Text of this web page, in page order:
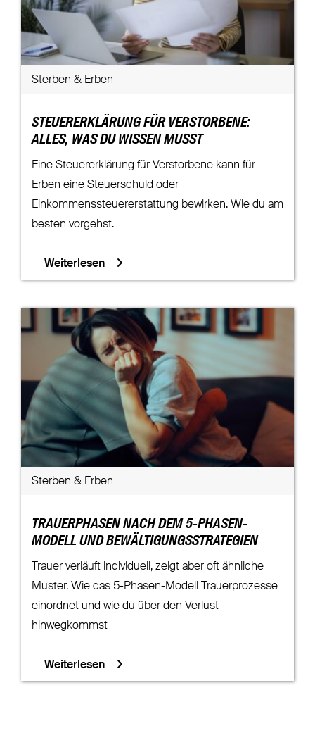
Sterben & Erben
STEUERERKLÄRUNG FÜR VERSTORBENE:
ALLES, WAS DU WISSEN MUSST
Eine Steuererklärung für Verstorbene kann für
Erben eine Steuerschuld oder
Einkommenssteuererstattung bewirken. Wie du am
besten vorgehst.
Weiterlesen
Sterben & Erben
TRAUERPHASEN NACH DEM 5-PHASEN-
MODELL UND BEWÄLTIGUNGSSTRATEGIEN
Trauer verläuft individuell, zeigt aber oft ähnliche
Muster. Wie das 5-Phasen-Modell Trauerprozesse
einordnet und wie du über den Verlust
hinwegkommst
Weiterlesen